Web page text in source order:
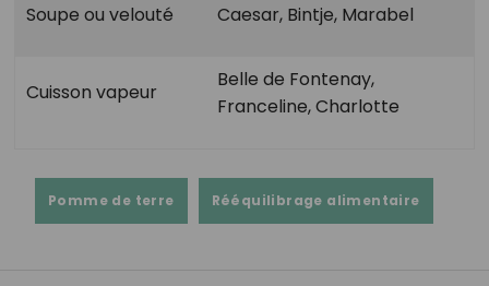
Soupe ou velouté Caesar, Bintje, Marabel
Cuisson vapeur
Belle de Fontenay,
Franceline, Charlotte
Pomme de terre Rééquilibrage alimentaire